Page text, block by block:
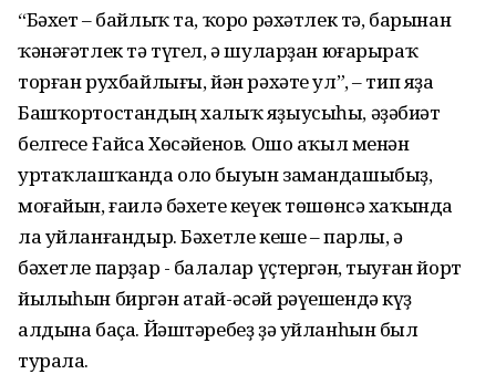
“Бәхет – байлыҡ та, ҡоро рәхәтлек тә, барынан
ҡәнәғәтлек тә түгел, ә шуларҙан юғарыраҡ
торған рухбайлығы, йән рәхәте ул”, – тип яҙа
Башҡортостандың халыҡ яҙыусыһы, әҙәбиәт
белгесе Ғайса Хөсәйенов. Ошо аҡыл менән
уртаҡлашҡанда оло быуын замандашыбыҙ,
моғайын, ғаилә бәхете кеүек төшөнсә хаҡында
ла уйланғандыр. Бәхетле кеше – парлы, ә
бәхетле парҙар - балалар үҫтергән, тыуған йорт
йылыһын биргән атай-әсәй рәүешендә күҙ
алдына баҫа. Йәштәребеҙ ҙә уйланһын был
турала.